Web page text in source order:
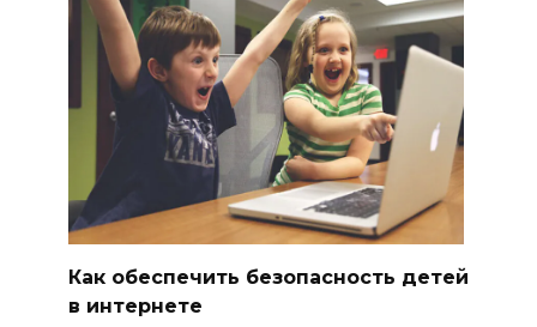
Как обеспечить безопасность детей
в интернете